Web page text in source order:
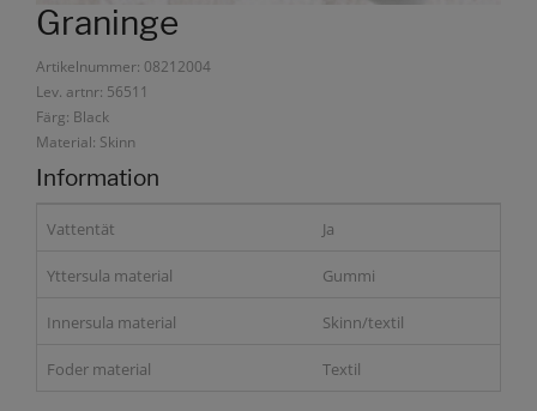
Graninge
Artikelnummer: 08212004
Lev. artnr: 56511
Färg: Black
Material: Skinn
Information
Vattentät Ja
Yttersula material Gummi
Innersula material Skinn/textil
Foder material Textil